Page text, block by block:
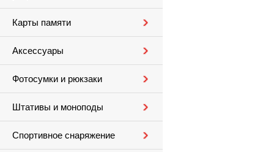
Карты памяти
Аксессуары
Фотосумки и рюкзаки
Штативы и моноподы
Спортивное снаряжение